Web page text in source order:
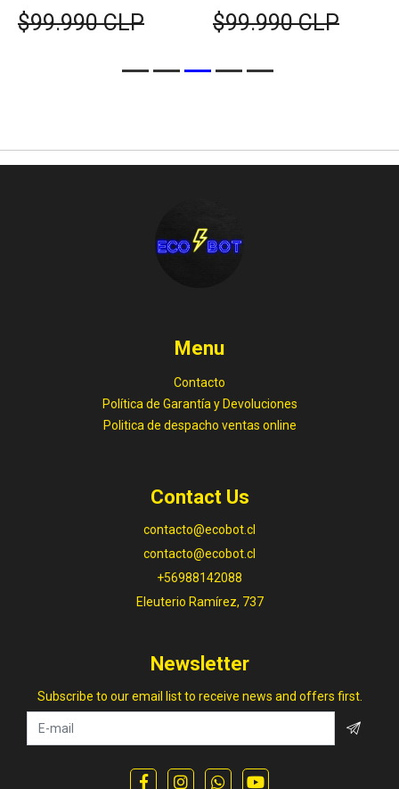
$99.990 CLP $99.990 CLP
Menu
Contacto
Política de Garantía y Devoluciones
Politica de despacho ventas online
Contact Us
contacto@ecobot.cl
contacto@ecobot.cl
+56988142088
Eleuterio Ramírez, 737
Newsletter
Subscribe to our email list to receive news and offers first.